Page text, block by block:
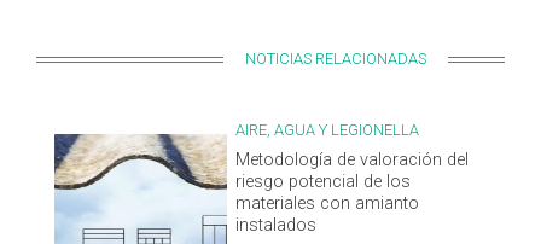
NOTICIAS RELACIONADAS
AIRE, AGUA Y LEGIONELLA
Metodología de valoración del
riesgo potencial de los
materiales con amianto
instalados